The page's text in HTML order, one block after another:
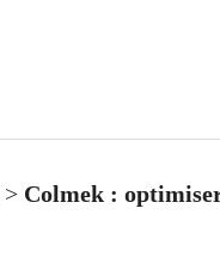
> Colmek :